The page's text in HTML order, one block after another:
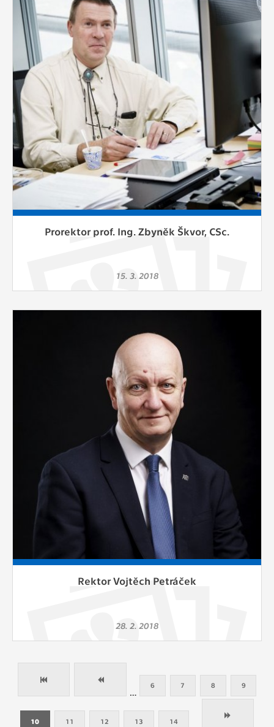
Prorektor prof. Ing. Zbyněk Škvor, CSc.
15. 3. 2018
Rektor Vojtěch Petráček
28. 2. 2018
…
6 7 8 9
10 11 12 13 14